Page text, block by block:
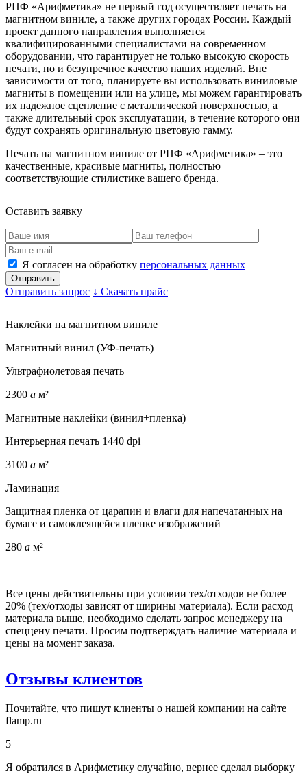
РПФ «Арифметика» не первый год осуществляет печать на
магнитном виниле, а также других городах России. Каждый
проект данного направления выполняется
квалифицированными специалистами на современном
оборудовании, что гарантирует не только высокую скорость
печати, но и безупречное качество наших изделий. Вне
зависимости от того, планируете вы использовать виниловые
магниты в помещении или на улице, мы можем гарантировать
их надежное сцепление с металлической поверхностью, а
также длительный срок эксплуатации, в течение которого они
будут сохранять оригинальную цветовую гамму.
Печать на магнитном виниле от РПФ «Арифметика» – это
качественные, красивые магниты, полностью
соответствующие стилистике вашего бренда.
Оставить заявку
Я согласен на обработку персональных данных
Отправить запрос ↓ Скачать прайс
Наклейки на магнитном виниле
Магнитный винил (УФ-печать)
Ультрафиолетовая печать
2300 a м²
Магнитные наклейки (винил+пленка)
Интерьерная печать 1440 dpi
3100 a м²
Ламинация
Защитная пленка от царапин и влаги для напечатанных на
бумаге и самоклеящейся пленке изображений
280 a м²
Все цены действительны при условии тех/отходов не более
20% (тех/отходы зависят от ширины материала). Если расход
материала выше, необходимо сделать запрос менеджеру на
спеццену печати. Просим подтверждать наличие материала и
цены на момент заказа.
Отзывы клиентов
Почитайте, что пишут клиенты о нашей компании на сайте
flamp.ru
5
Я обратился в Арифметику случайно, вернее сделал выборку